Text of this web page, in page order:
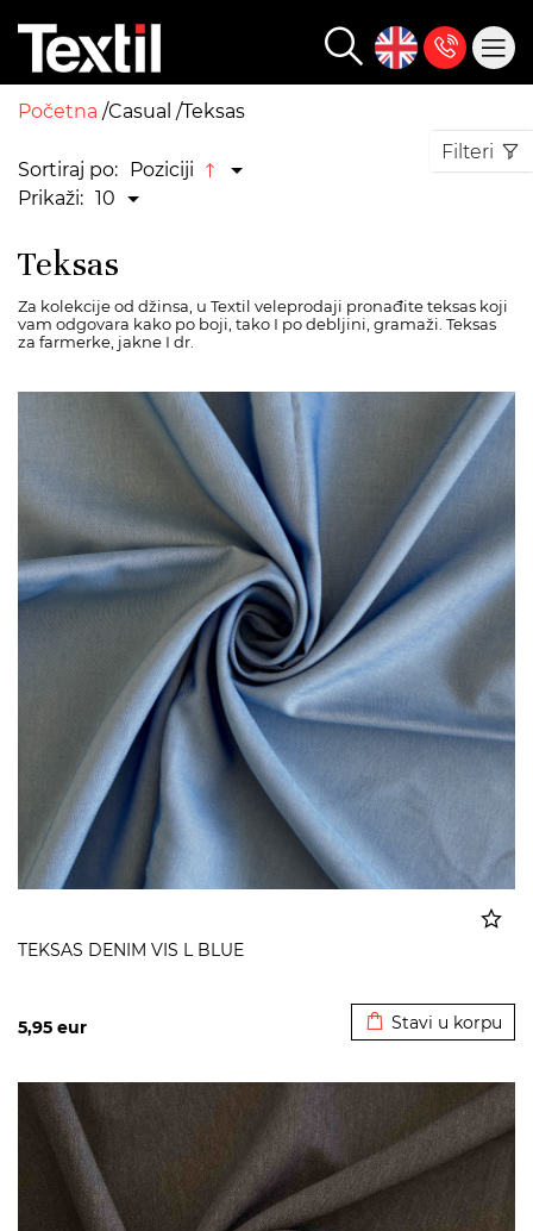
Početna Casual Teksas
Sortiraj po: Poziciji
Prikaži: 10
Filteri
Teksas
Za kolekcije od džinsa, u Textil veleprodaji pronađite teksas koji
vam odgovara kako po boji, tako I po debljini, gramaži. Teksas
za farmerke, jakne I dr.
TEKSAS DENIM VIS L BLUE
5,95 eur Stavi u korpu